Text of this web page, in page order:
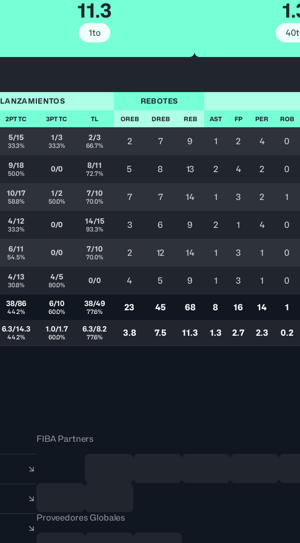
11.3
1to
LANZAMIENTOS REBOTES
2PT TC 3PT TC TL OREB DREB REB AST FP PER ROB
5/15
33.3%
1/3
33.3%
2/3
66.7% 2 7 9 1 2 4 0
9/18
50.0% 0/0 8/11
72.7% 5 8 13 2 4 2 0
10/17
58.8%
1/2
50.0%
7/10
70.0% 7 7 14 1 3 2 1
4/12
33.3% 0/0 14/15
93.3% 3 6 9 2 1 4 0
6/11
54.5% 0/0 7/10
70.0% 2 12 14 1 3 1 0
4/13
30.8%
4/5
80.0% 0/0 4 5 9 1 3 1 0
38/86
44.2%
6/10
60.0%
38/49
77.6% 23 45 68 8 16 14 1
6.3/14.3
44.2%
1.0/1.7
60.0%
6.3/8.2
77.6% 3.8 7.5 11.3 1.3 2.7 2.3 0.2
FIBA Partners
Proveedores Globales